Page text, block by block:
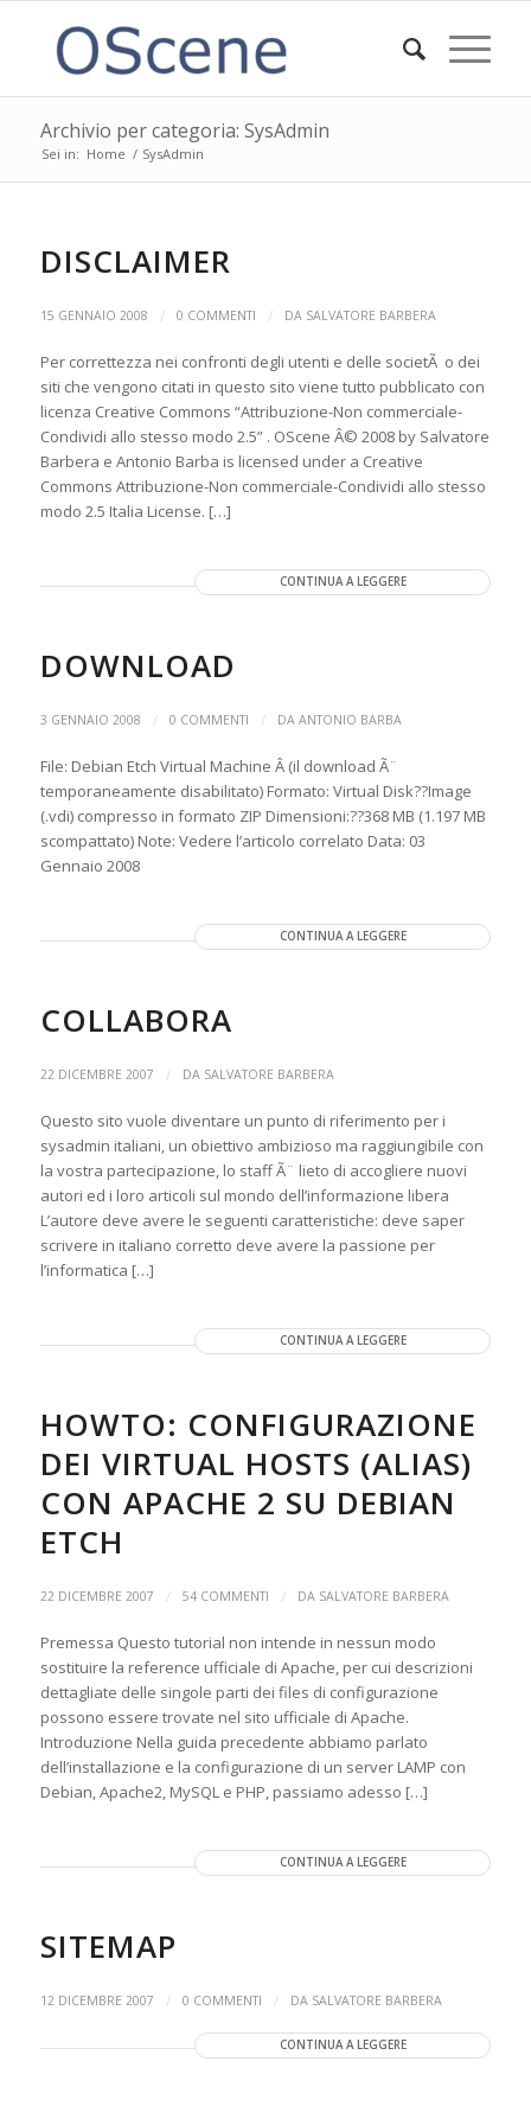
Archivio per categoria: SysAdmin
Sei in: Home / SysAdmin
DISCLAIMER
15 GENNAIO 2008 / 0 COMMENTI / DA SALVATORE BARBERA
Per correttezza nei confronti degli utenti e delle societÃ o dei
siti che vengono citati in questo sito viene tutto pubblicato con
licenza Creative Commons “Attribuzione-Non commerciale-
Condividi allo stesso modo 2.5” . OScene Â© 2008 by Salvatore
Barbera e Antonio Barba is licensed under a Creative
Commons Attribuzione-Non commerciale-Condividi allo stesso
modo 2.5 Italia License. […]
CONTINUA A LEGGERE
DOWNLOAD
3 GENNAIO 2008 / 0 COMMENTI / DA ANTONIO BARBA
File: Debian Etch Virtual Machine Â (il download Ã¨
temporaneamente disabilitato) Formato: Virtual Disk??Image
(.vdi) compresso in formato ZIP Dimensioni:??368 MB (1.197 MB
scompattato) Note: Vedere l’articolo correlato Data: 03
Gennaio 2008
CONTINUA A LEGGERE
COLLABORA
22 DICEMBRE 2007 / DA SALVATORE BARBERA
Questo sito vuole diventare un punto di riferimento per i
sysadmin italiani, un obiettivo ambizioso ma raggiungibile con
la vostra partecipazione, lo staff Ã¨ lieto di accogliere nuovi
autori ed i loro articoli sul mondo dell’informazione libera
L’autore deve avere le seguenti caratteristiche: deve saper
scrivere in italiano corretto deve avere la passione per
l’informatica […]
CONTINUA A LEGGERE
HOWTO: CONFIGURAZIONE
DEI VIRTUAL HOSTS (ALIAS)
CON APACHE 2 SU DEBIAN
ETCH
22 DICEMBRE 2007 / 54 COMMENTI / DA SALVATORE BARBERA
Premessa Questo tutorial non intende in nessun modo
sostituire la reference ufficiale di Apache, per cui descrizioni
dettagliate delle singole parti dei files di configurazione
possono essere trovate nel sito ufficiale di Apache.
Introduzione Nella guida precedente abbiamo parlato
dell’installazione e la configurazione di un server LAMP con
Debian, Apache2, MySQL e PHP, passiamo adesso […]
CONTINUA A LEGGERE
SITEMAP
12 DICEMBRE 2007 / 0 COMMENTI / DA SALVATORE BARBERA
CONTINUA A LEGGERE